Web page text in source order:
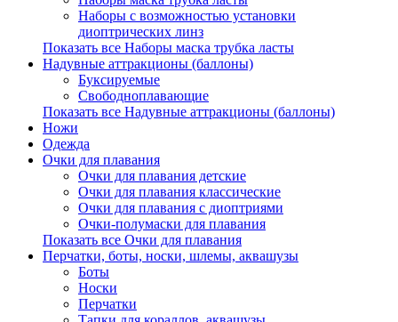
Наборы с возможностью установки
диоптрических линз
Показать все Наборы маска трубка ласты
Надувные аттракционы (баллоны)
Буксируемые
Свободноплавающие
Показать все Надувные аттракционы (баллоны)
Ножи
Одежда
Очки для плавания
Очки для плавания детские
Очки для плавания классические
Очки для плавания с диоптриями
Очки-полумаски для плавания
Показать все Очки для плавания
Перчатки, боты, носки, шлемы, аквашузы
Боты
Носки
Перчатки